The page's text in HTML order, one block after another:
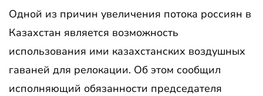
Одной из причин увеличения потока россиян в
Казахстан является возможность
использования ими казахстанских воздушных
гаваней для релокации. Об этом сообщил
исполняющий обязанности председателя